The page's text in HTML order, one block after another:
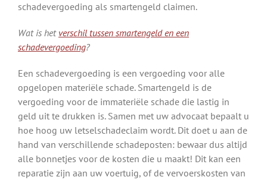
schadevergoeding als smartengeld claimen.
Wat is het verschil tussen smartengeld en een
schadevergoeding?
Een schadevergoeding is een vergoeding voor alle
opgelopen materiële schade. Smartengeld is de
vergoeding voor de immateriële schade die lastig in
geld uit te drukken is. Samen met uw advocaat bepaalt u
hoe hoog uw letselschadeclaim wordt. Dit doet u aan de
hand van verschillende schadeposten: bewaar dus altijd
alle bonnetjes voor de kosten die u maakt! Dit kan een
reparatie zijn aan uw voertuig, of de vervoerskosten van